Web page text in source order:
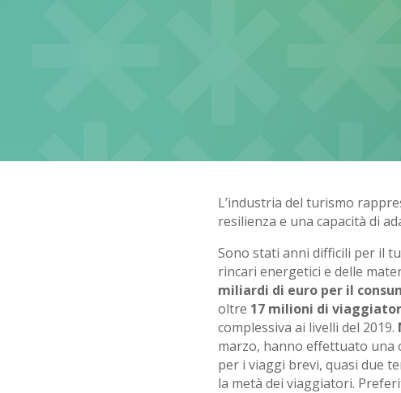
L’industria del turismo
resilienza e una capacità di
Sono stati anni difficili per il
rincari energetici e delle
miliardi di euro per il
oltre 17 milioni di
complessiva ai livelli del 2019.
marzo, hanno effettuato una
per i viaggi brevi, quasi due
la metà dei viaggiatori.